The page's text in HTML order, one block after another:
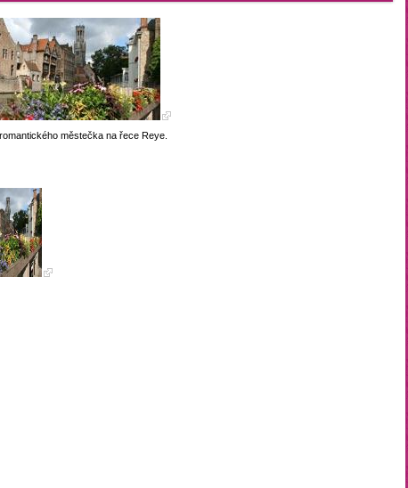
městečka na řece Reye.